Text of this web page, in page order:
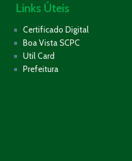
Links Úteis
Certificado Digital
Boa Vista SCPC
Util Card
Prefeitura